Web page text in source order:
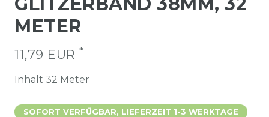
METER
11,79 EUR *
Inhalt 32 Meter
SOFORT VERFÜGBAR, LIEFERZEIT 1-3 WERKTAGE